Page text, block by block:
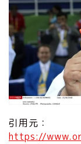
引用元：
https://